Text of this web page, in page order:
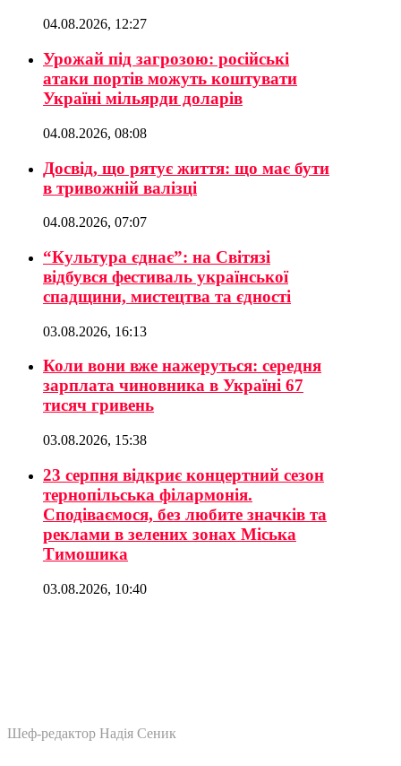
04.08.2026, 12:27
Урожай під загрозою: російські
атаки портів можуть коштувати
Україні мільярди доларів
04.08.2026, 08:08
Досвід, що рятує життя: що має бути
в тривожній валізці
04.08.2026, 07:07
“Культура єднає”: на Світязі
відбувся фестиваль української
спадщини, мистецтва та єдності
03.08.2026, 16:13
Коли вони вже нажеруться: середня
зарплата чиновника в Україні 67
тисяч гривень
03.08.2026, 15:38
23 серпня відкриє концертний сезон
тернопільська філармонія.
Сподіваємося, без любите значків та
реклами в зелених зонах Міська
Тимошика
03.08.2026, 10:40
Шеф-редактор Надія Сеник